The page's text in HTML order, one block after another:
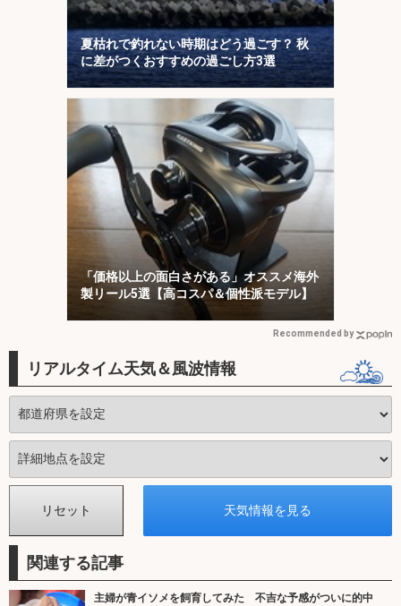
夏枯れで釣れない時期はどう過ごす？ 秋
に差がつくおすすめの過ごし方3選
「価格以上の面白さがある」オススメ海外
製リール5選【高コスパ＆個性派モデル】
Recommended by
リアルタイム天気＆風波情報
関連する記事
主婦が青イソメを飼育してみた 不吉な予感がついに的中